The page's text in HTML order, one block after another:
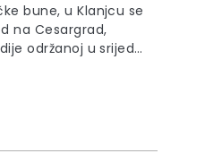
bune, u Klanjcu se
na Cesargrad,
održanoj u srijedu
ga organiziraju